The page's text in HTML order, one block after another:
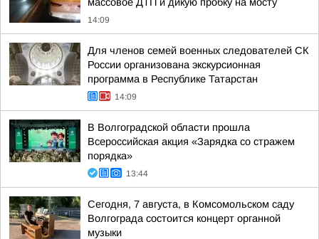
14:09
Для членов семей военных следователей СК
России организована экскурсионная
программа в Республике Татарстан
14:09
В Волгоградской области прошла
Всероссийская акция «Зарядка со стражем
порядка»
13:44
Сегодня, 7 августа, в Комсомольском саду
Волгограда состоится концерт органной
музыки